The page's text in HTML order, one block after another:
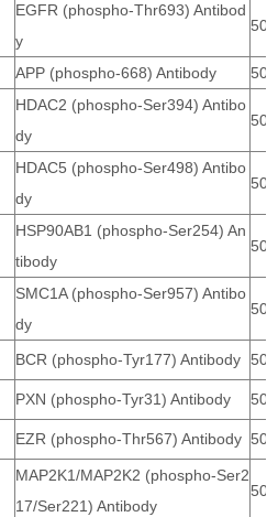
EGFR (phospho-Thr693) Antibod
y
50
APP (phospho-668) Antibody 50
HDAC2 (phospho-Ser394) Antibo
dy
50
HDAC5 (phospho-Ser498) Antibo
dy
50
HSP90AB1 (phospho-Ser254) An
tibody
50
SMC1A (phospho-Ser957) Antibo
dy
50
BCR (phospho-Tyr177) Antibody 50
PXN (phospho-Tyr31) Antibody 50
EZR (phospho-Thr567) Antibody 50
MAP2K1/MAP2K2 (phospho-Ser2
17/Ser221) Antibody
50